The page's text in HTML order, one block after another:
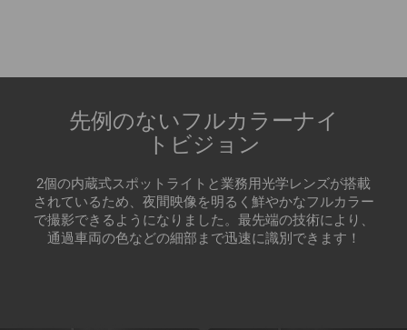
先例のないフルカラーナイ
トビジョン
2個の内蔵式スポットライトと業務用光学レンズが搭載
されているため、夜間映像を明るく鮮やかなフルカラー
で撮影できるようになりました。最先端の技術により、
通過車両の色などの細部まで迅速に識別できます！